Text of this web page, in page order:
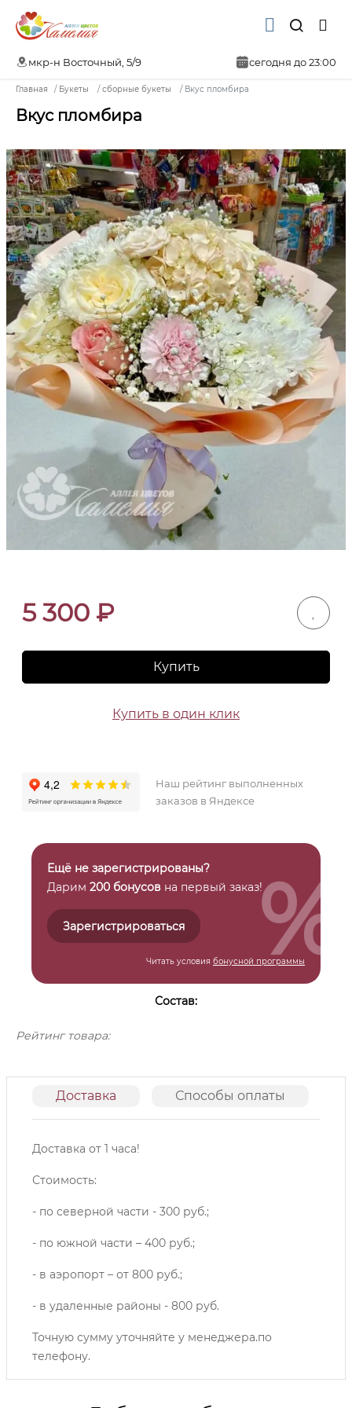
мкр-н Восточный, 5/9 сегодня до 23:00
Главная Букеты сборные букеты Вкус пломбира
Вкус пломбира
5 300 ₽
Купить
Купить в один клик
Наш рейтинг выполненных
заказов в Яндексе
Ещё не зарегистрированы?
Дарим 200 бонусов на первый заказ!
Зарегистрироваться
Читать условия бонусной программы
%
Состав:
Рейтинг товара:
Доставка Способы оплаты
Доставка от 1 часа!
Стоимость:
- по северной части - 300 руб.;
- по южной части – 400 руб.;
- в аэропорт – от 800 руб.;
- в удаленные районы - 800 руб.
Точную сумму уточняйте у менеджера.по
телефону.